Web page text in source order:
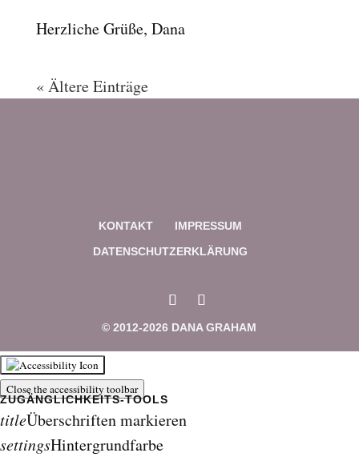
Herzliche Grüße, Dana
« Ältere Einträge
KONTAKT
IMPRESSUM
DATENSCHUTZERKLÄRUNG
© 2012-2026 DANA GRAHAM
Close the accessibility toolbar
titleÜberschriften markieren
settingsHintergrundfarbe